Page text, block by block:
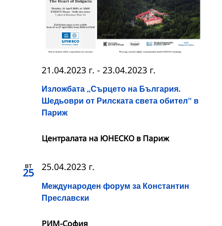
Изложбата „Сърцето на България.
Шедьоври от Рилската света обител“ в
Париж
21.04.2023 г. - 23.04.2023 г.
Централата на ЮНЕСКО в Париж
вт
25
Международен форум за Константин
Преславски
25.04.2023 г.
РИМ-София